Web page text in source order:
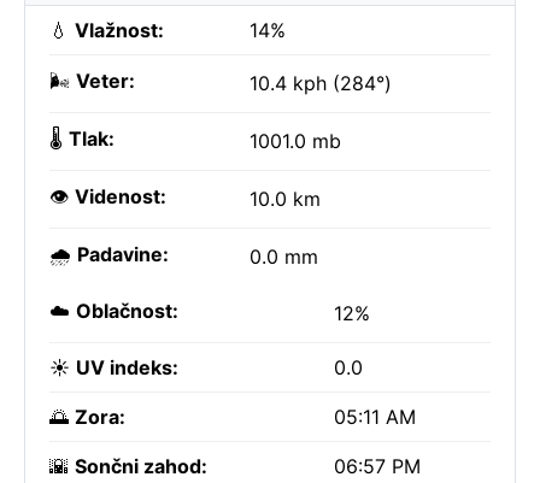
💧 Vlažnost: 14%
🌬️ Veter: 10.4 kph (284°)
🌡️ Tlak: 1001.0 mb
👁️ Videnost: 10.0 km
🌧️ Padavine: 0.0 mm
☁️ Oblačnost: 12%
☀️ UV indeks: 0.0
🌅 Zora: 05:11 AM
🌇 Sončni zahod: 06:57 PM